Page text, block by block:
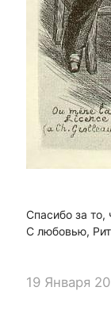
Спасибо за то,
С любовью,
19 Января